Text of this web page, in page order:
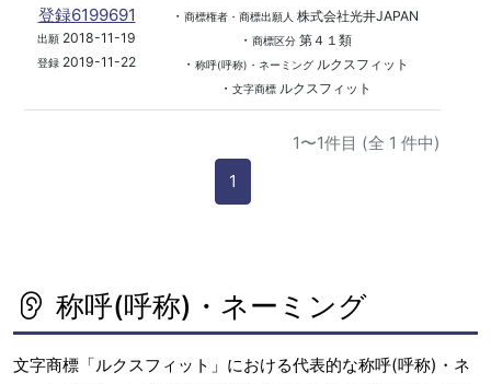
登録6199691
出願 2018-11-19
登録 2019-11-22
・ 商標権者・商標出願人 株式会社光井JAPAN
・ 商標区分第４１類
・ 称呼(呼称)・ネーミングルクスフィット
・ 文字商標ルクスフィット
1〜1件目 (全 1 件中)
1
称呼(呼称)・ネーミング
文字商標「ルクスフィット」における代表的な称呼(呼称)・ネ